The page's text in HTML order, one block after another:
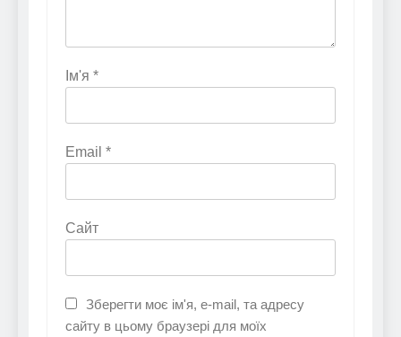
Ім'я *
Email *
Сайт
Зберегти моє ім'я, e-mail, та адресу
сайту в цьому браузері для моїх